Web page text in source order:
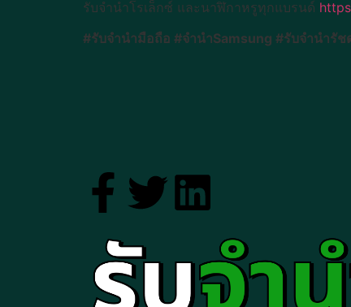
รับจำนำโรเล็กซ์ และนาฬิกาหรูทุกแบรนด์
#รับจำนำมือถือ #จำนำSamsung #รับจำนำรั